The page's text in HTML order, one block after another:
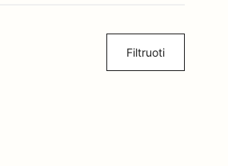
Filtruoti